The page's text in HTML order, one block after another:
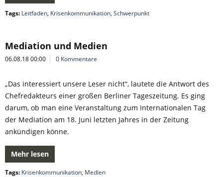
Tags: Leitfaden, Krisenkommunikation, Schwerpunkt
Mediation und Medien
06.08.18 00:00 0 Kommentare
„Das interessiert unsere Leser nicht“, lautete die Antwort des
Chefredakteurs einer großen Berliner Tageszeitung. Es ging
darum, ob man eine Veranstaltung zum Internationalen Tag
der Mediation am 18. Juni letzten Jahres in der Zeitung
ankündigen könne.
Mehr lesen
Tags: Krisenkommunikation, Medien